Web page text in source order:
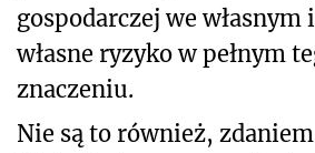
gospodarczej we
własne ryzyko w pełnym
znaczeniu.
Nie są to również, zdaniem